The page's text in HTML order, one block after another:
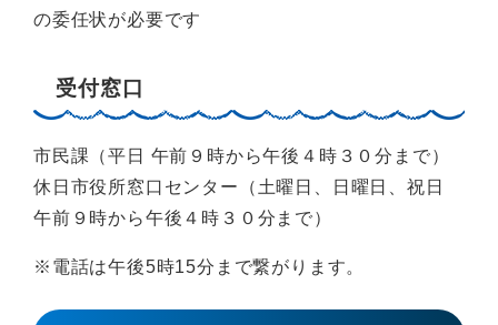
の委任状が必要です
受付窓口
市民課（平日 午前９時から午後４時３０分まで）
休日市役所窓口センター（土曜日、日曜日、祝日
午前９時から午後４時３０分まで）
※電話は午後5時15分まで繋がります。